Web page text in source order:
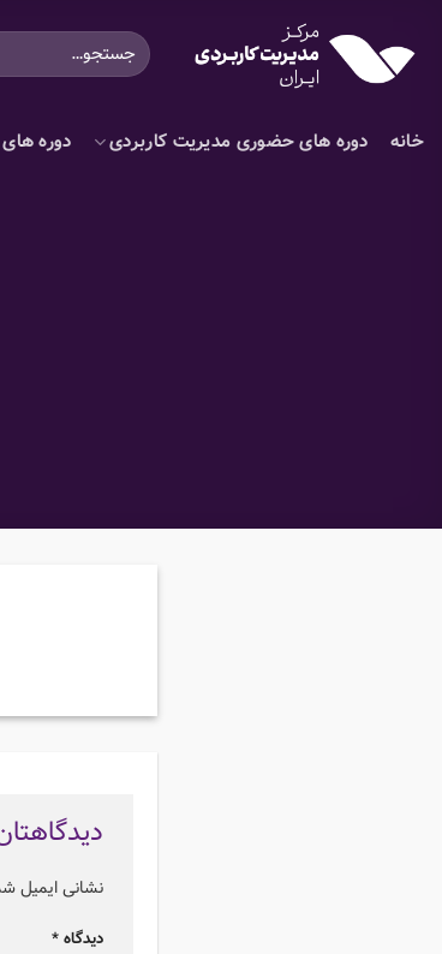
content
جستجو
برای:
خانه دوره های حضوری مدیریت کاربردی دوره
نشانی ایمیل
دیدگاه *